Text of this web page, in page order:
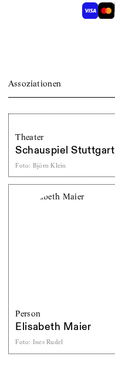
Assoziationen
Theater
Schauspiel Stuttgart
Foto: Björn Klein
Person
Elisabeth Maier
Foto: Ines Rudel